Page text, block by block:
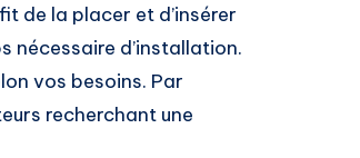
de la placer et d’insérer
nécessaire d’installation.
vos besoins. Par
recherchant une